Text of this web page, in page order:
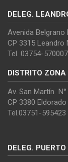
DELEG.
Avenida Belgrano
CP 3315 Leandro
Tel. 03754-570007
DISTRITO ZONA
Av. San Martín
CP 3380
Tel.03751-595423
DELEG.